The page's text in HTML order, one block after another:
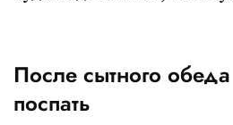
После сытного
поспать